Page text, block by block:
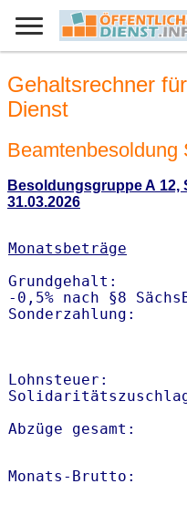
Gehaltsrechner
Dienst
Beamtenbesoldung
Besoldungsgruppe A 12,
31.03.2026
Monatsbeträge
Grundgehalt:
-0,5% nach §8
Sonderzahlung:
Lohnsteuer:
Abzüge gesamt:
Monats-